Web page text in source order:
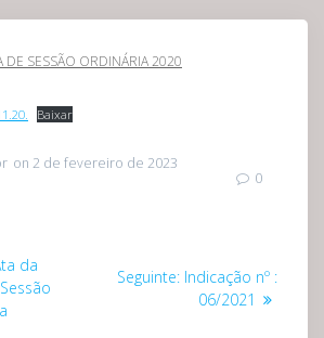
DE SESSÃO ORDINÁRIA 2020
Baixar
on 2 de fevereiro de 2023
0
da
Seguinte: Post
seguinte:
Indicação nº :
06/2021